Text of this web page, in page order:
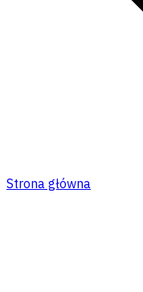
Strona główna